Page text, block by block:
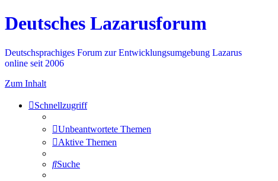
Deutsches Lazarusforum
Deutschsprachiges Forum zur Entwicklungsumgebung Lazarus
online seit 2006
Zum Inhalt
Schnellzugriff
Unbeantwortete Themen
Aktive Themen
Suche